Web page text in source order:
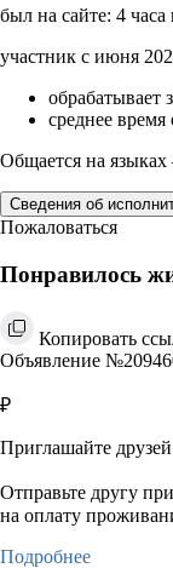
был на сайте: 4 часа
участник с июня
обрабатывает
среднее
Общается на
Сведения об
Пожаловаться
Понравилось
Копировать
Объявление
₽
Приглашайте
Отправьте другу
на оплату
Подробнее